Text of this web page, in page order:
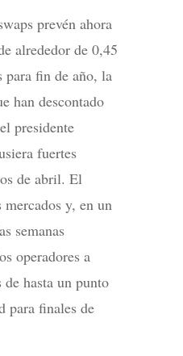
prevén ahora
alrededor de 0,45
para fin de año, la
han descontado
presidente
fuertes
de abril. El
y, en un
semanas
operadores a
hasta un punto
para finales de